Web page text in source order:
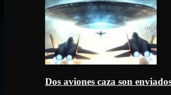
Dos aviones caza son